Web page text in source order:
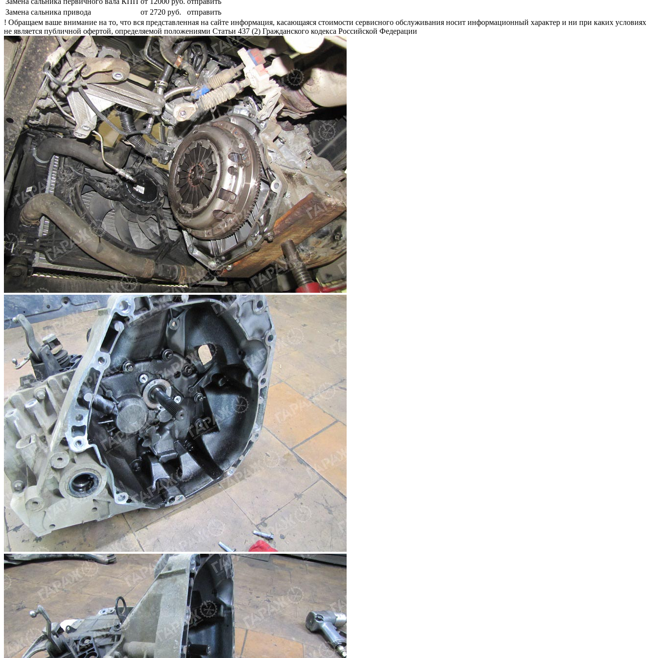
Замена сальника привода
от 2720 руб.
отправить
! Обращаем ваше внимание на то, что вся представленная на сайте информация, касающаяся стоимости сервисного обслуживания носит информационный характер и ни при каких условиях
не является публичной офертой, определяемой положениями Статьи 437 (2) Гражданского кодекса Российской Федерации